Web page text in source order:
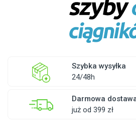
Szybka wysyłka
24/48h
Darmowa
już od 399 zł